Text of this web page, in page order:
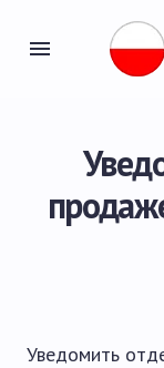
Уведомить